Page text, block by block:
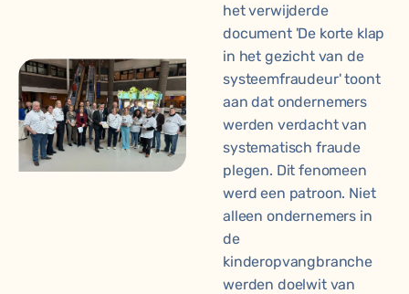
het verwijderde
document 'De korte klap
in het gezicht van de
systeemfraudeur' toont
aan dat ondernemers
werden verdacht van
systematisch fraude
plegen. Dit fenomeen
werd een patroon. Niet
alleen ondernemers in
de
kinderopvangbranche
werden doelwit van